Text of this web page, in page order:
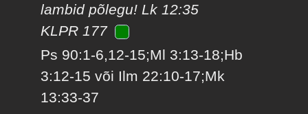
lambid põlegu! Lk 12:35
KLPR 177
Ps 90:1-6,12-15;Ml 3:13-18;Hb
3:12-15 või Ilm 22:10-17;Mk
13:33-37